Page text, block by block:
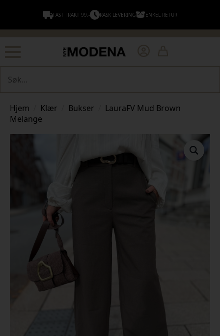
FAST FRAKT 99,- RASK LEVERING ENKEL RETUR
Hjem Klær Bukser
LauraFV Mud Brown
Melange